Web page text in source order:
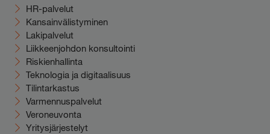
HR-palvelut
Kansainvälistyminen
Lakipalvelut
Liikkeenjohdon konsultointi
Riskienhallinta
Teknologia ja digitaalisuus
Tilintarkastus
Varmennuspalvelut
Veroneuvonta
Yritysjärjestelyt